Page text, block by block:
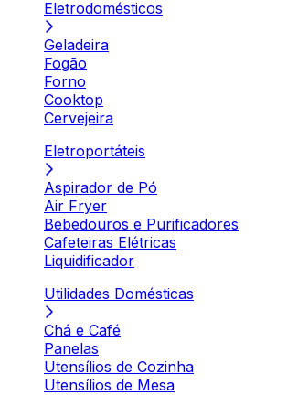
Eletrodomésticos
Geladeira
Fogão
Forno
Cooktop
Cervejeira
Eletroportáteis
Aspirador de Pó
Air Fryer
Bebedouros e Purificadores
Cafeteiras Elétricas
Liquidificador
Utilidades Domésticas
Chá e Café
Panelas
Utensílios de Cozinha
Utensílios de Mesa